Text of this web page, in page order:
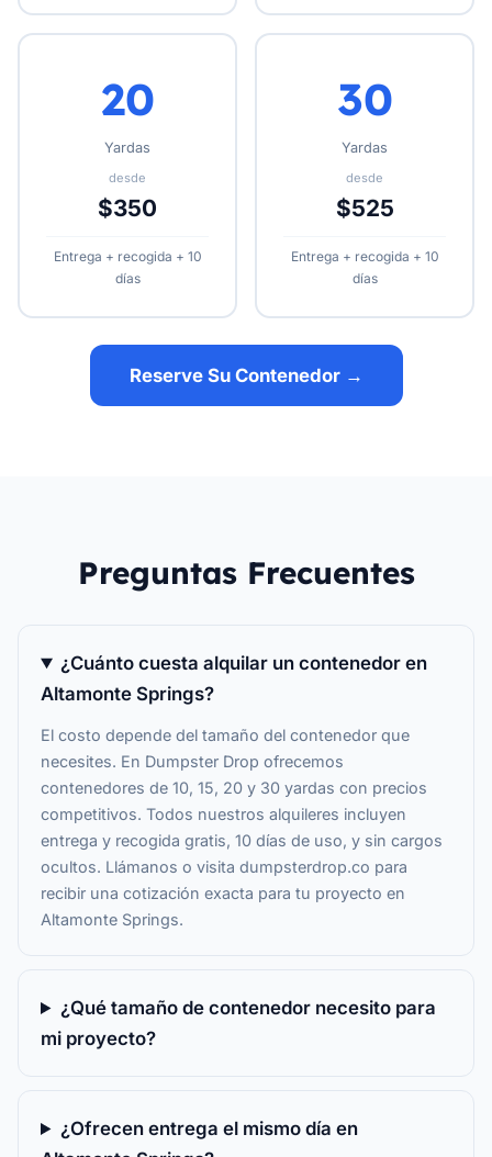
20
Yardas
desde
$350
Entrega + recogida + 10
días
30
Yardas
desde
$525
Entrega + recogida + 10
días
Reserve Su Contenedor →
Preguntas Frecuentes
¿Cuánto cuesta alquilar un contenedor en
Altamonte Springs?
El costo depende del tamaño del contenedor que
necesites. En Dumpster Drop ofrecemos
contenedores de 10, 15, 20 y 30 yardas con precios
competitivos. Todos nuestros alquileres incluyen
entrega y recogida gratis, 10 días de uso, y sin cargos
ocultos. Llámanos o visita dumpsterdrop.co para
recibir una cotización exacta para tu proyecto en
Altamonte Springs.
¿Qué tamaño de contenedor necesito para
mi proyecto?
¿Ofrecen entrega el mismo día en